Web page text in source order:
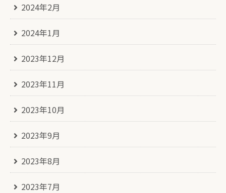
2024年2月
2024年1月
2023年12月
2023年11月
2023年10月
2023年9月
2023年8月
2023年7月